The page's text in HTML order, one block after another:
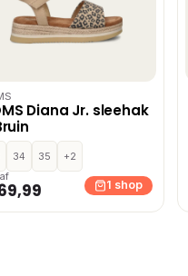
Diana Jr. sleehak
34 35
+2
1 shop